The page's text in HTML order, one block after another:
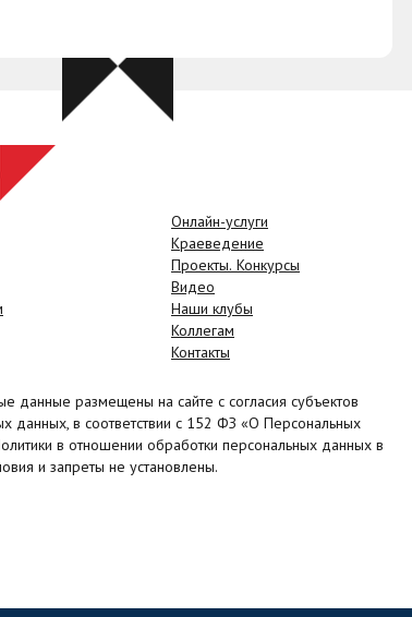
Онлайн-услуги
Краеведение
Проекты. Конкурсы
Видео
Наши клубы
Коллегам
Контакты
данные размещены на сайте с согласия субъектов
данных, в соответствии с 152 ФЗ «О Персональных
в отношении обработки персональных данных в
и запреты не установлены.